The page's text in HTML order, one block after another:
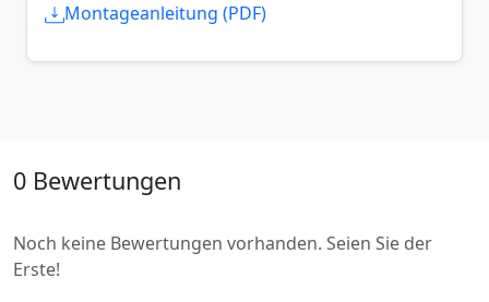
Montageanleitung (PDF)
0 Bewertungen
Noch keine Bewertungen vorhanden. Seien Sie der
Erste!